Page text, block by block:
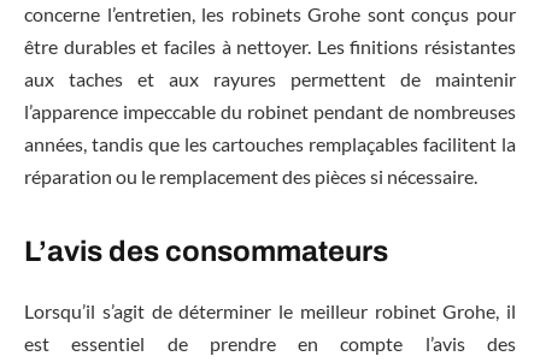
concerne l’entretien, les robinets Grohe sont conçus pour
être durables et faciles à nettoyer. Les finitions résistantes
aux taches et aux rayures permettent de maintenir
l’apparence impeccable du robinet pendant de nombreuses
années, tandis que les cartouches remplaçables facilitent la
réparation ou le remplacement des pièces si nécessaire.
L’avis des consommateurs
Lorsqu’il s’agit de déterminer le meilleur robinet Grohe, il
est essentiel de prendre en compte l’avis des